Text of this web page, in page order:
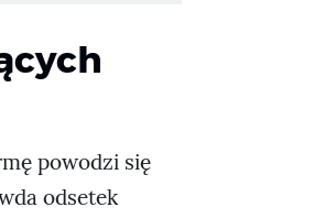
powodzi się
odsetek